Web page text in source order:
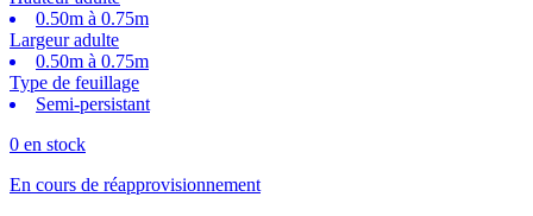
0.50m à 0.75m
Largeur adulte
0.50m à 0.75m
Type de feuillage
Semi-persistant
0 en stock
En cours de réapprovisionnement